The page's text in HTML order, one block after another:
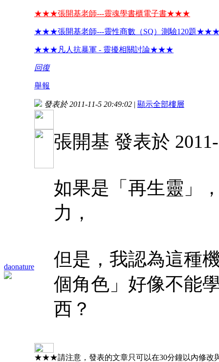
★★★張開基老師---靈魂學書櫃電子書★★★
★★★張開基老師---靈性商數（SQ）測驗120題
★★★凡人抗暴軍 - 靈擾相關討論★★★
回復
舉報
daonature
發表於 2011-11-5 20:49:02 | 顯示全部樓層
張開基 發表於
如果是「再生靈」
力，
但是，我認為這種
個角色」好像不能
西？
★★★請注意，發表的文章只可以在30分鐘以內修